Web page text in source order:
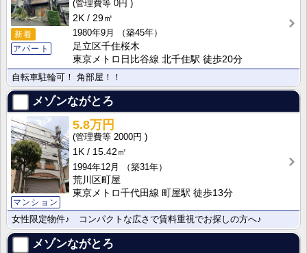
新着
アパート
0円
2K
29㎡
1980年9月
（築45年）
足立区千住桜木
東京メトロ日比谷線 北千住駅 徒歩20分
自転車駐輪可！ 角部屋！！
メゾンながとろ
マンション
5.8万円
2000円
1K
15.42㎡
1994年12月
（築31年）
荒川区町屋
東京メトロ千代田線 町屋駅 徒歩13分
女性限定物件♪ コンパクトな広さで賃料重視でお探しの方へ♪
メゾンながとろ